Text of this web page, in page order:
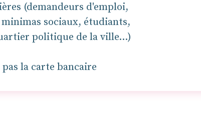
(demandeurs d'emploi,
sociaux, étudiants,
politique de la ville...)
la carte bancaire